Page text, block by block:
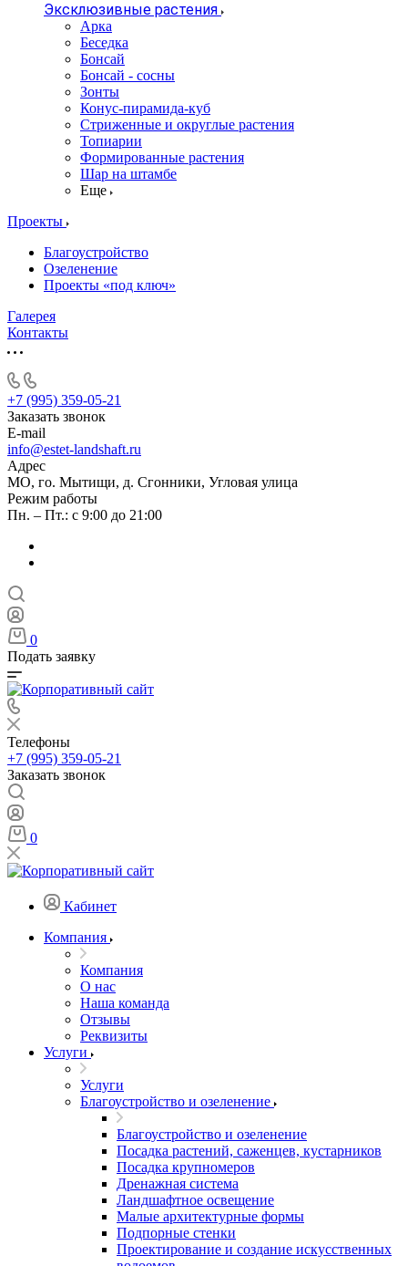
Эксклюзивные растения
Арка
Беседка
Бонсай
Бонсай - сосны
Зонты
Конус-пирамида-куб
Стриженные и округлые растения
Топиарии
Формированные растения
Шар на штамбе
Еще
Проекты
Благоустройство
Озеленение
Проекты «под ключ»
Галерея
Контакты
+7 (995) 359-05-21
Заказать звонок
E-mail
info@estet-landshaft.ru
Адрес
МО, го. Мытищи, д. Сгонники, Угловая улица
Режим работы
Пн. – Пт.: с 9:00 до 21:00
0
Подать заявку
Телефоны
+7 (995) 359-05-21
Заказать звонок
0
Кабинет
Компания
Компания
О нас
Наша команда
Отзывы
Реквизиты
Услуги
Услуги
Благоустройство и озеленение
Благоустройство и озеленение
Посадка растений, саженцев, кустарников
Посадка крупномеров
Дренажная система
Ландшафтное освещение
Малые архитектурные формы
Подпорные стенки
Проектирование и создание искусственных